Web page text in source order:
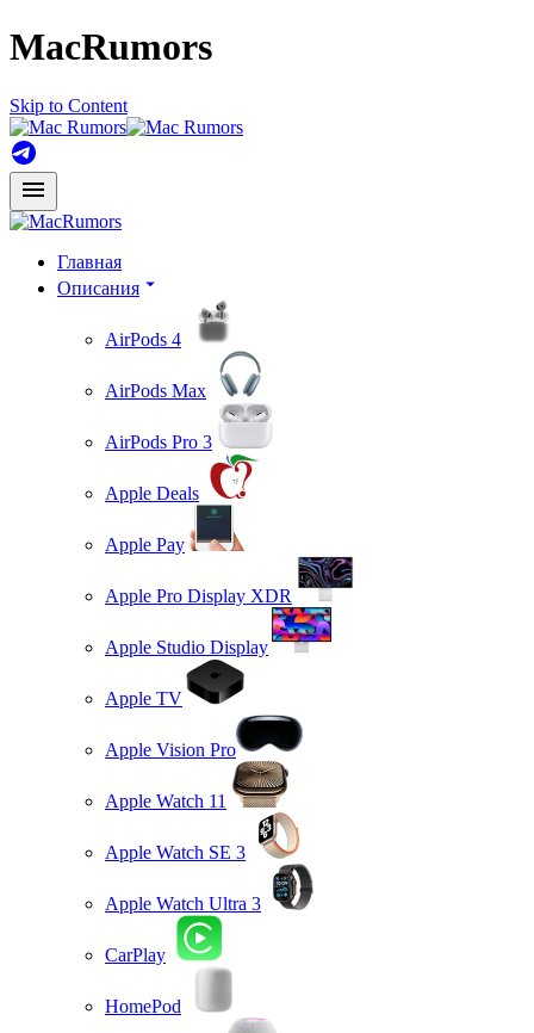
MacRumors
Skip to Content
Главная
Описания
AirPods 4
AirPods Max
AirPods Pro 3
Apple Deals
Apple Pay
Apple Pro Display XDR
Apple Studio Display
Apple TV
Apple Vision Pro
Apple Watch 11
Apple Watch SE 3
Apple Watch Ultra 3
CarPlay
HomePod